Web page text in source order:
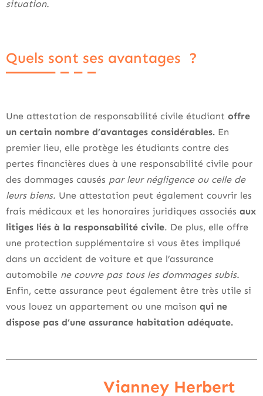
situation.
Quels sont ses avantages ?
Une attestation de responsabilité civile étudiant offre
un certain nombre d’avantages considérables. En
premier lieu, elle protège les étudiants contre des
pertes financières dues à une responsabilité civile pour
des dommages causés par leur négligence ou celle de
leurs biens. Une attestation peut également couvrir les
frais médicaux et les honoraires juridiques associés aux
litiges liés à la responsabilité civile. De plus, elle offre
une protection supplémentaire si vous êtes impliqué
dans un accident de voiture et que l’assurance
automobile ne couvre pas tous les dommages subis.
Enfin, cette assurance peut également être très utile si
vous louez un appartement ou une maison qui ne
dispose pas d’une assurance habitation adéquate.
Vianney Herbert